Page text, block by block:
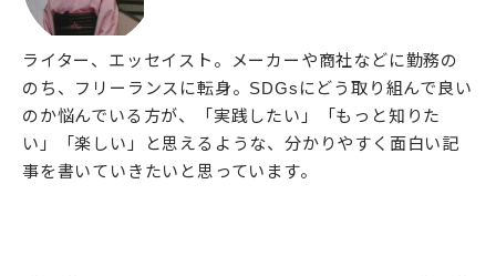
ライター、エッセイスト。メーカーや商社などに勤務の
のち、フリーランスに転身。SDGsにどう取り組んで良い
のか悩んでいる方が、「実践したい」「もっと知りた
い」「楽しい」と思えるような、分かりやすく面白い記
事を書いていきたいと思っています。